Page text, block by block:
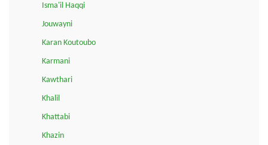
Isma'il Haqqi
Jouwayni
Karan Koutoubo
Karmani
Kawthari
Khalil
Khattabi
Khazin